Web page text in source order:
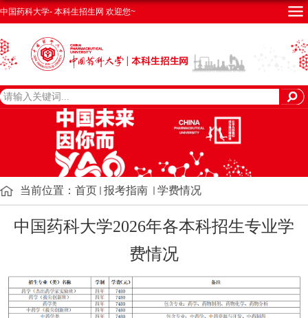
中国药科大学- 本科生招生网 欢迎您~
当前位置： 首页 报考指南 学费情况
中国药科大学2026年各本科招生专业学
费情况